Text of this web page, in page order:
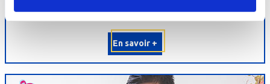
En savoir +